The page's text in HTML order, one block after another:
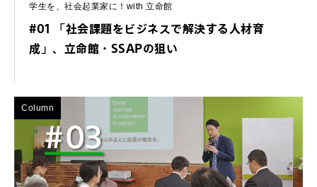
学生を、社会起業家に！with 立命館
#01 「社会課題をビジネスで解決する人材育
成」、立命館・SSAPの狙い
Column